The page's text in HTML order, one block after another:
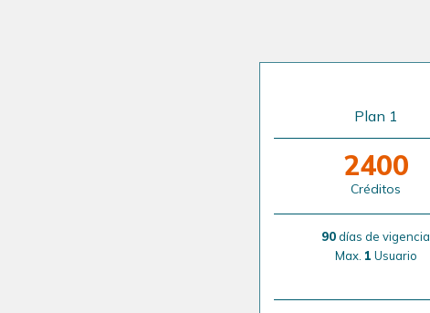
Plan 1
2400
Créditos
90días de vigencia
Max. 1 Usuario